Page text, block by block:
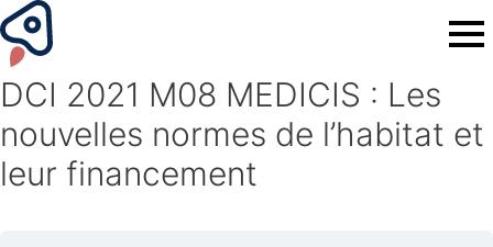
DCI 2021 M08 MEDICIS : Les
nouvelles normes de l’habitat et
leur financement